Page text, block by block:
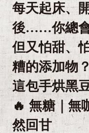
每天起床、
後……你總會
但又怕甜、
糟的添加物
這包手烘黑
🔥 無糖｜無
然回甘